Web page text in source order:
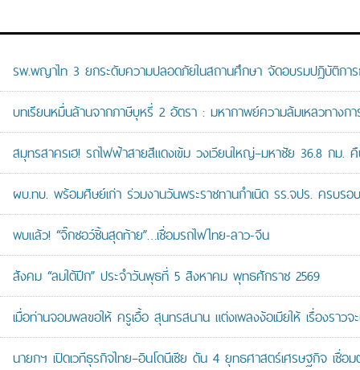
รพ.พญาไท 3 ยกระดับความปลอดภัยในสถานศึกษา จัดอบรมปฏิบัติกา
บทเรียนหมื่นล้านจากภาษีบุหรี่ 2 อัตรา : มหากาพย์ความล้มเหลวทางก
สมุทรสาครเฮ! รถไฟฟ้าสายสีแดงเข้ม วงเวียนใหญ่–มหาชัย 36.8 ก
ผบ.ทบ. พร้อมศิษย์เก่า ร่วมงานวันพระราชทานกำเนิด รร.จปร. ครบ
พบแล้ว! “จิ๊กซอว์ชิ้นสุดท้าย”…เชื่อมรถไฟไทย-ลาว-จีน
สังคม “ลมใต้ปีก” ประจำวันพุธที่ 5 สิงหาคม พุทธศักราช 2569
เมื่อท่านจอมพลขอให้ ครูเอื้อ สุนทรสนาน แต่งเพลงง้อเมียให้ เรื่องราวจะ
นายกฯ เปิดเวทีธุรกิจไทย–อินโดนีเซีย ดัน 4 ยุทธศาสตร์เศรษฐกิจ เ